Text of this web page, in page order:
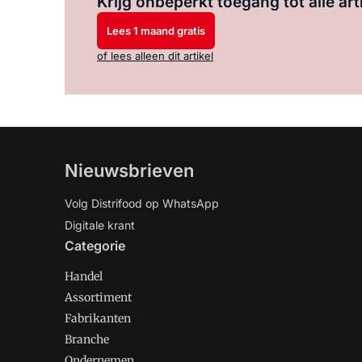
Lees 1 maand gratis
of lees alleen dit artikel
Nieuwsbrieven
Volg Distrifood op WhatsApp
Digitale krant
Categorie
Handel
Assortiment
Fabrikanten
Branche